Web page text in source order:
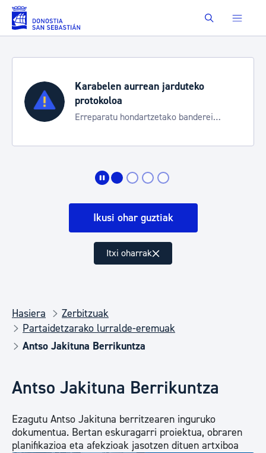
Eduki nagusira joan Buscar
Karabelen aurrean jarduteko
protokoloa
Erreparatu hondartzetako banderei
Ikusi ohar guztiak
Itxi oharrak
Hasiera
Zerbitzuak
Partaidetzarako lurralde-eremuak
Antso Jakituna Berrikuntza
Antso Jakituna Berrikuntza
Ezagutu Antso Jakituna berritzearen inguruko
dokumentua. Bertan eskuragarri proiektua, obraren
planifikazioa eta afekzioak jasotzen dituen artxiboa